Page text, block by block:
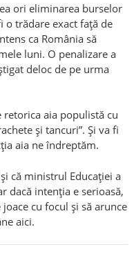
ori eliminarea burselor
o trădare exact față de
ca România să
luni. O penalizare a
deloc de pe urma
aia populistă cu
și tancuri”. Și va fi
aia ne îndreptăm.
că ministrul Educației a
dacă intenția e serioasă,
cu focul și să arunce
aici.